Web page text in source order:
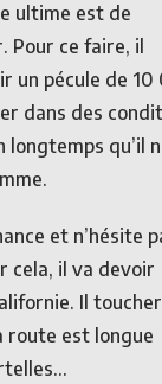
ultime est de
Pour ce faire, il
un pécule de
dans des
longtemps qu’il
et n’hésite
cela, il va devoir
Il
route est longue